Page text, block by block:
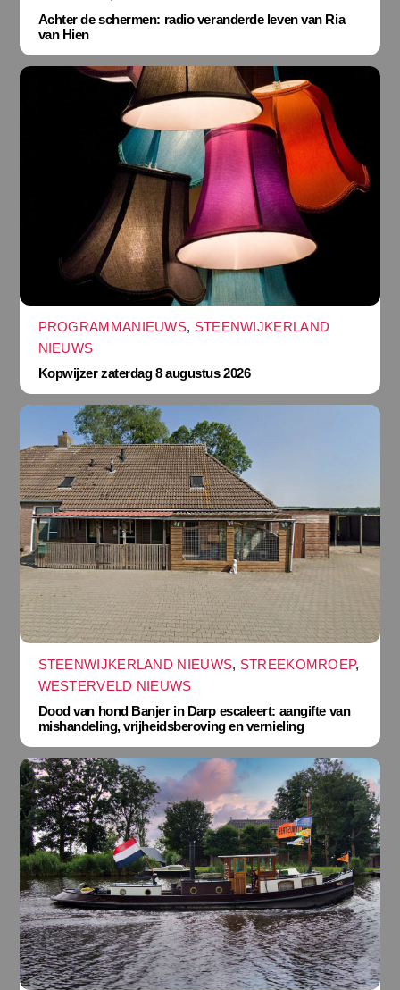
Achter de schermen: radio veranderde leven van Ria
van Hien
PROGRAMMANIEUWS, STEENWIJKERLAND
NIEUWS
Kopwijzer zaterdag 8 augustus 2026
STEENWIJKERLAND NIEUWS, STREEKOMROEP,
WESTERVELD NIEUWS
Dood van hond Banjer in Darp escaleert: aangifte van
mishandeling, vrijheidsberoving en vernieling